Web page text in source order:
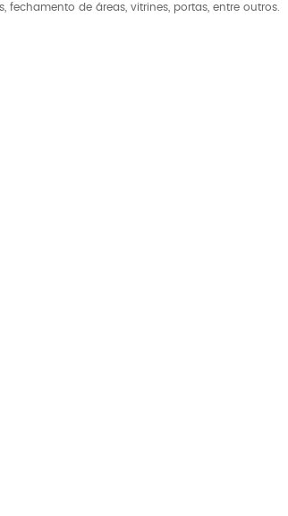
fechamento de áreas, vitrines, portas, entre outros.